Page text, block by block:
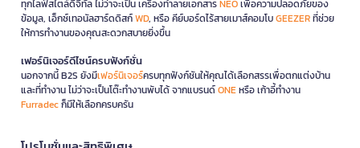
ทุกไลฟ์สไตล์ดิจิทัล ไม่ว่าจะเป็น เครื่องทำลายเอกสารNEOเพื่อความปลอดภัยของ
ข้อมูล, เอ็กซ์เทอนัลฮาร์ดดิสก์WD, หรือ คีย์บอร์ดไร้สายเมาส์คอมโบGEEZERที่ช่วย
ให้การทำงานของคุณสะดวกสบายยิ่งขึ้น
เฟอร์นิเจอร์ดีไซน์ครบฟังก์ชั่น
นอกจากนี้ B2S ยังมีเฟอร์นิเจอร์ครบทุกฟังก์ชันให้คุณได้เลือกสรรเพื่อตกแต่งบ้าน
และที่ทำงาน ไม่ว่าจะเป็นโต๊ะทำงานพับได้ จากแบรนด์ONEหรือ เก้าอี้ทำงาน
Furradecก็มีให้เลือกครบครัน